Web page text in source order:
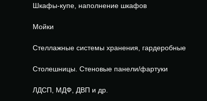
Шкафы-купе, наполнение шкафов
Мойки
Стеллажные системы хранения, гардеробные
Столешницы. Стеновые панели/фартуки
ЛДСП, МДФ, ДВП и др.